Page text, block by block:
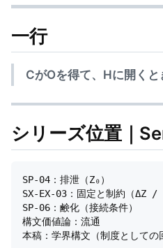
一行
CがOを得て、Hに開くと
シリーズ位置｜
SP-04：排泄（Z₀）
SX-EX-03：固定と制約（ΔZ /
SP-06：鹸化（接続条件）
構文価値論：流通